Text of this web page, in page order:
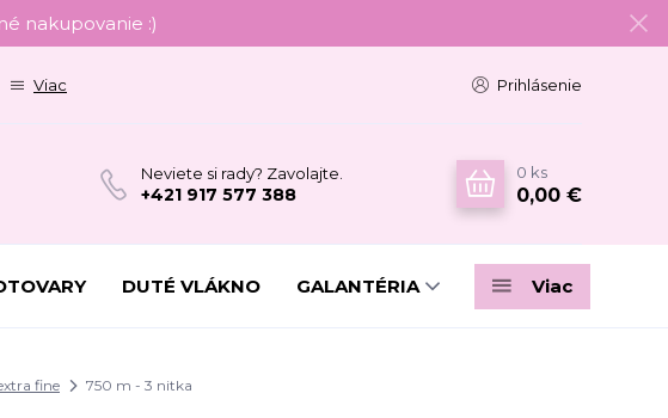
nakupovanie :)
Viac Prihlásenie
Neviete si rady? Zavolajte.
+421 917 577 388
0 ks
0,00 €
DUTÉ VLÁKNO GALANTÉRIA Viac
fine 750 m - 3 nitka